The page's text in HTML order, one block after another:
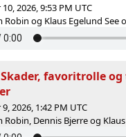
2026, 9:53 PM UTC
Robin og Klaus Egelund See
favoritrolle
2026, 1:42 PM UTC
Dennis Bjerre og